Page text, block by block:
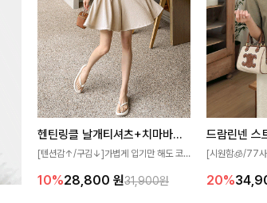
헨틴링클 날개티셔츠+치마바지SET
[텐션감↑/구김↓]가볍게 입기만 해도 코
게 퍼지는 프릴 날개 소매가 우아한 포인트
10%28,800 원31,900원
드람린넨 스
[시원함🧊/77사
없는 슬릿 카라
20%